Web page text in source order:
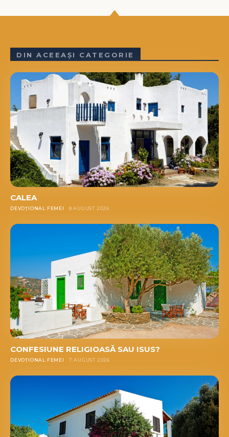
DIN ACEEAȘI CATEGORIE
CALEA
DEVOȚIONAL FEMEI 8 AUGUST 2026
CONFESIUNE RELIGIOASĂ SAU ISUS?
DEVOȚIONAL FEMEI 7 AUGUST 2026